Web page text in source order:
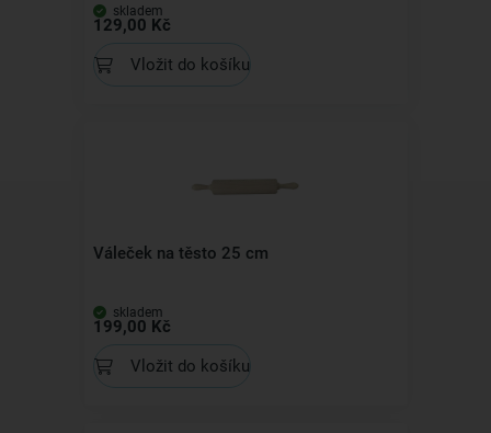
skladem
129,00 Kč
Vložit do košíku
Váleček na těsto 25 cm
skladem
199,00 Kč
Vložit do košíku